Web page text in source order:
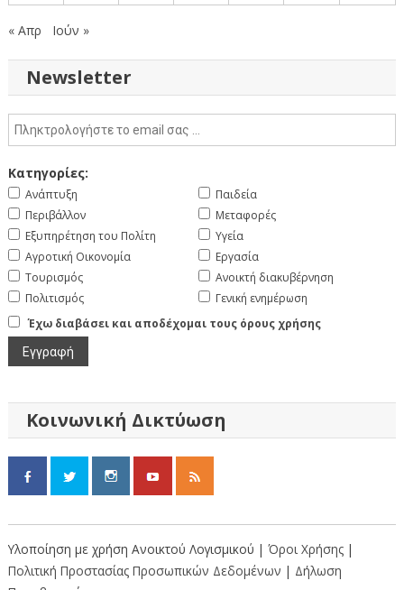
« Απρ Ιούν »
Newsletter
Κατηγορίες:
Ανάπτυξη
Περιβάλλον
Εξυπηρέτηση του Πολίτη
Αγροτική Οικονομία
Τουρισμός
Πολιτισμός
Παιδεία
Μεταφορές
Υγεία
Εργασία
Ανοικτή διακυβέρνηση
Γενική ενημέρωση
Έχω διαβάσει και αποδέχομαι τους όρους χρήσης
Κοινωνική Δικτύωση
Υλοποίηση με χρήση Ανοικτού Λογισμικού | Όροι Χρήσης |
Πολιτική Προστασίας Προσωπικών Δεδομένων | Δήλωση